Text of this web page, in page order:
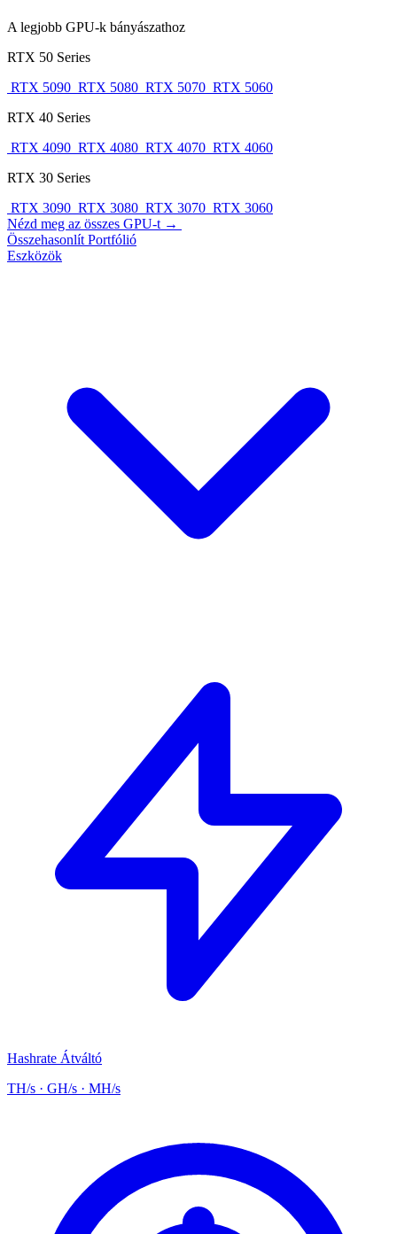
A legjobb GPU-k bányászathoz
RTX 50 Series
RTX 5090 RTX 5080 RTX 5070 RTX 5060
RTX 40 Series
RTX 4090 RTX 4080 RTX 4070 RTX 4060
RTX 30 Series
RTX 3090 RTX 3080 RTX 3070 RTX 3060
Nézd meg az összes GPU-t →
Összehasonlít Portfólió
Eszközök
Hashrate Átváltó
TH/s · GH/s · MH/s